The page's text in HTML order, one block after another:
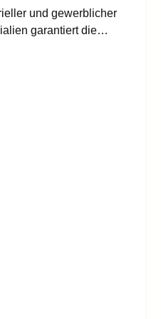
und gewerblicher
garantiert die